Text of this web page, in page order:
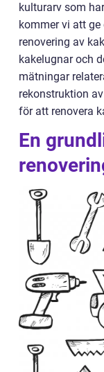
kulturarv som
kommer vi att
renovering av
kakelugnar och
mätningar
rekonstruktion
för att renovera
En